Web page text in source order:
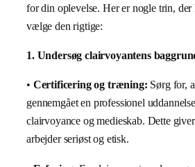
for din oplevelse. Her er nogle trin,
vælge den rigtige:
1. Undersøg clairvoyantens
• Certificering og træning: Sørg for,
gennemgået en professionel
clairvoyance og medieskab. Dette
arbejder seriøst og etisk.